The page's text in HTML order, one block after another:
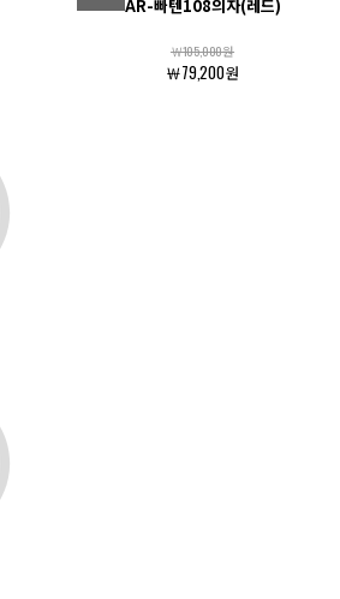
AR-빠텐108의자(레드)
￦105,000원
￦79,200원